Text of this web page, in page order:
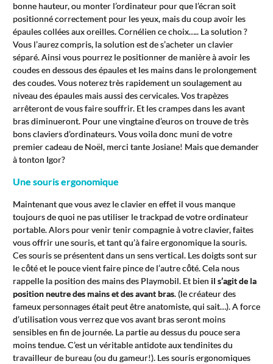
bonne hauteur, ou monter l’ordinateur pour que l’écran soit
positionné correctement pour les yeux, mais du coup avoir les
épaules collées aux oreilles. Cornélien ce choix….. La solution ?
Vous l’aurez compris, la solution est de s’acheter un clavier
séparé. Ainsi vous pourrez le positionner de manière à avoir les
coudes en dessous des épaules et les mains dans le prolongement
des coudes. Vous noterez très rapidement un soulagement au
niveau des épaules mais aussi des cervicales. Vos trapèzes
arrêteront de vous faire souffrir. Et les crampes dans les avant
bras diminueront. Pour une vingtaine d’euros on trouve de très
bons claviers d’ordinateurs. Vous voila donc muni de votre
premier cadeau de Noël, merci tante Josiane! Mais que demander
à tonton Igor?
Une souris ergonomique
Maintenant que vous avez le clavier en effet il vous manque
toujours de quoi ne pas utiliser le trackpad de votre ordinateur
portable. Alors pour venir tenir compagnie à votre clavier, faites
vous offrir une souris, et tant qu’à faire ergonomique la souris.
Ces souris se présentent dans un sens vertical. Les doigts sont sur
le côté et le pouce vient faire pince de l’autre côté. Cela nous
rappelle la position des mains des Playmobil. Et bien il s’agit de la
position neutre des mains et des avant bras. (le créateur des
fameux personnages était peut être anatomiste, qui sait…). A force
d’utilisation vous verrez que vos avant bras seront moins
sensibles en fin de journée. La partie au dessus du pouce sera
moins tendue. C’est un véritable antidote aux tendinites du
travailleur de bureau (ou du gameur!). Les souris ergonomiques